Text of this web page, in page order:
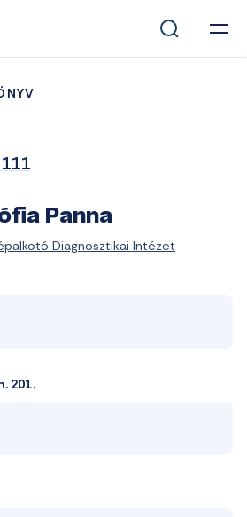
Panna
Diagnosztikai Intézet
201.